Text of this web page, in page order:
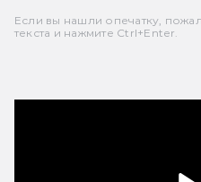
Если вы нашли опечатку,
текста и нажмите Ctrl+Enter.